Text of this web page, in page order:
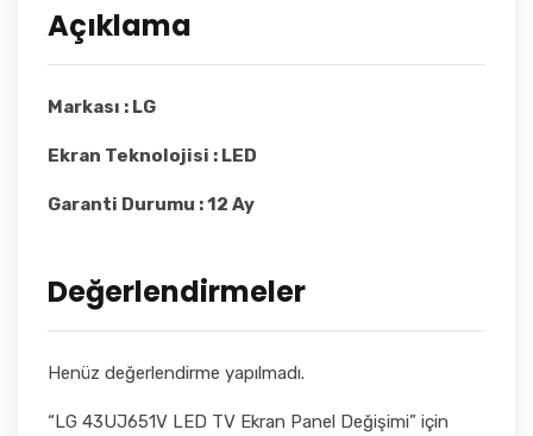
Açıklama
Markası : LG
Ekran Teknolojisi : LED
Garanti Durumu : 12 Ay
Değerlendirmeler
Henüz değerlendirme yapılmadı.
“LG 43UJ651V LED TV Ekran Panel Değişimi” için